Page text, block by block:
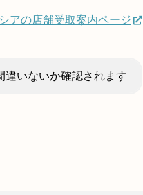
アの店舗受取案内ページ
違いないか確認されます